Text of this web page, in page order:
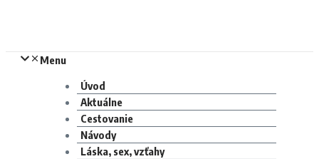
Menu
Úvod
Aktuálne
Cestovanie
Návody
Láska, sex, vzťahy